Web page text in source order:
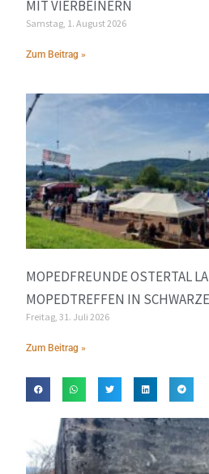
MIT VIERBEINERN
Samstag, 1. August 2026
Zum Beitrag »
MOPEDFREUNDE OSTERTAL
MOPEDTREFFEN IN
Freitag, 31. Juli 2026
Zum Beitrag »